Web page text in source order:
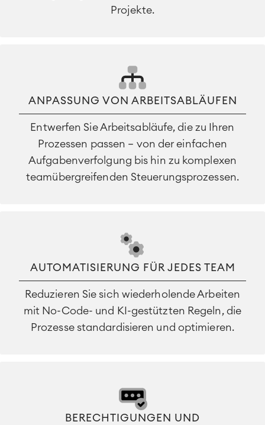
Projekte.
ANPASSUNG VON ARBEITSABLÄUFEN
Entwerfen Sie Arbeitsabläufe, die zu Ihren
Prozessen passen – von der einfachen
Aufgabenverfolgung bis hin zu komplexen
teamübergreifenden Steuerungsprozessen.
AUTOMATISIERUNG FÜR JEDES TEAM
Reduzieren Sie sich wiederholende Arbeiten
mit No-Code- und KI-gestützten Regeln, die
Prozesse standardisieren und optimieren.
BERECHTIGUNGEN UND